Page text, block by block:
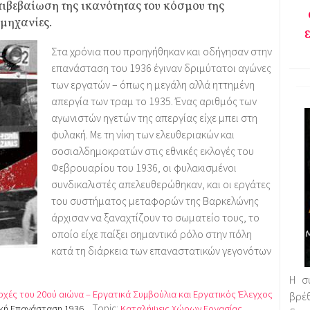
της ικανότητας του κόσμου της
Στα χρόνια που προηγήθηκαν και οδήγησαν στην
επανάσταση του 1936 έγιναν δριμύτατοι αγώνες
των εργατών – όπως η μεγάλη αλλά ηττημένη
απεργία των τραμ το 1935. Ένας αριθμός των
αγωνιστών ηγετών της απεργίας είχε μπει στη
φυλακή. Με τη νίκη των ελευθεριακών και
σοσιαλδημοκρατών στις εθνικές εκλογές του
Φεβρουαρίου του 1936, οι φυλακισμένοι
συνδικαλιστές απελευθερώθηκαν, και οι εργάτες
του συστήματος μεταφορών της Βαρκελώνης
άρχισαν να ξαναχτίζουν το σωματείο τους, το
οποίο είχε παίξει σημαντικό ρόλο στην πόλη
κατά τη διάρκεια των επαναστατικών γεγονότων
του 20ού αιώνα – Εργατικά Συμβούλια και Εργατικός Έλεγχος
Η